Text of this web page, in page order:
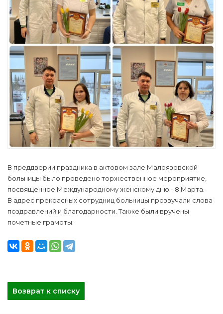
В преддверии праздника в актовом зале Малоязовской
больницы было проведено торжественное мероприятие,
посвященное Международному женскому дню - 8 Марта.
В адрес прекрасных сотрудниц больницы прозвучали слова
поздравлений и благодарности. Также были вручены
почетные грамоты.
Возврат к списку